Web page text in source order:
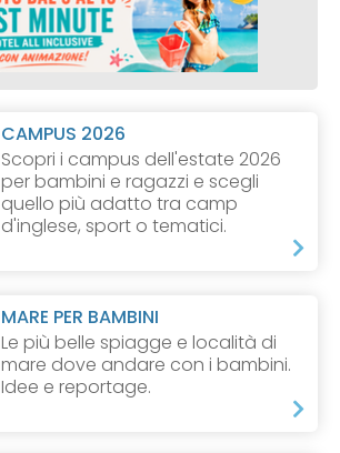
CAMPUS 2026
Scopri i campus dell'estate 2026
per bambini e ragazzi e scegli
quello più adatto tra camp
d'inglese, sport o tematici.
MARE PER BAMBINI
Le più belle spiagge e località di
mare dove andare con i bambini.
Idee e reportage.